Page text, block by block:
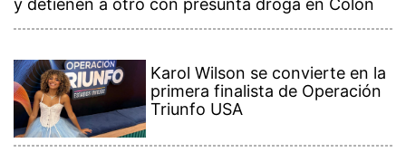
y detienen a otro con presunta droga en Colón
Karol Wilson se convierte en la
primera finalista de Operación
Triunfo USA